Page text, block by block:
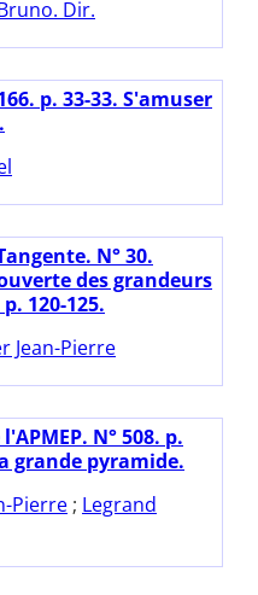
Dir.
p. 33-33. S'amuser
N° 30.
des grandeurs
120-125.
Jean-Pierre
N° 508. p.
grande pyramide.
Pierre ; Legrand